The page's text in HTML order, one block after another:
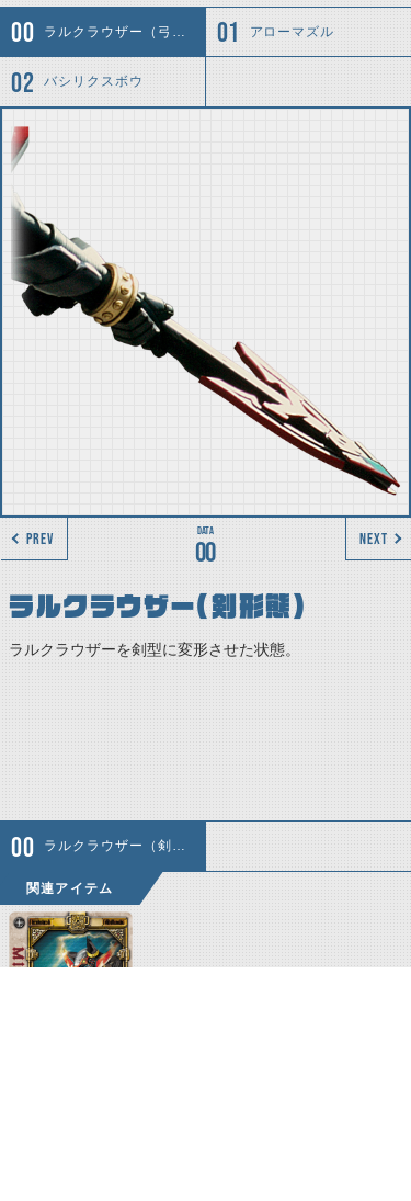
ラルクラウザー（弓形態） アローマズル
バシリクスボウ
00
PREV NEXT
ラルクラウザー（剣形態）
ラルクラウザーを剣型に変形させた状態。
ラルクラウザー（剣形態）
関連アイテム